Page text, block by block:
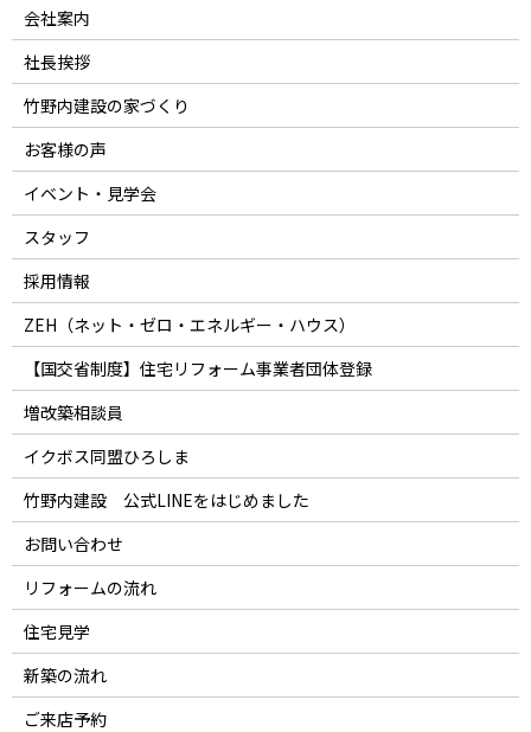
会社案内
社長挨拶
竹野内建設の家づくり
お客様の声
イベント・見学会
スタッフ
採用情報
ZEH（ネット・ゼロ・エネルギー・ハウス）
【国交省制度】住宅リフォーム事業者団体登録
増改築相談員
イクボス同盟ひろしま
竹野内建設 公式LINEをはじめました
お問い合わせ
リフォームの流れ
住宅見学
新築の流れ
ご来店予約